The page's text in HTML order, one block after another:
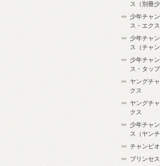
ス（別冊
少年チャ
ス・エク
少年チャ
ス（チャ
少年チャ
ス・タップ
ヤングチ
クス
ヤングチ
クス
少年チャ
ス（ヤン
チャンピ
プリンセ